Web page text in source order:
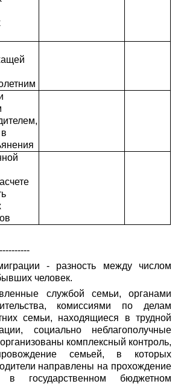
- разность между числом
человек.
службой семьи, органами
комиссиями по делам
семьи, находящиеся в трудной
социально неблагополучные
комплексный контроль,
семьей, в которых
направлены на прохождение
в государственном бюджетном